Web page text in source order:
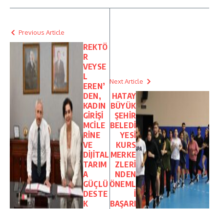
Previous Article
REKTÖ
R
VEYSE
L
EREN’
DEN,
KADIN
GİRİŞİ
MCİLE
RİNE
VE
DİJİTAL
TARIM
A
GÜÇLÜ
DESTE
K
Next Article
HATAY
BÜYÜK
ŞEHİR
BELEDİ
YESİ
KURS
MERKE
ZLERİ
NDEN
ÖNEML
İ
BAŞARI